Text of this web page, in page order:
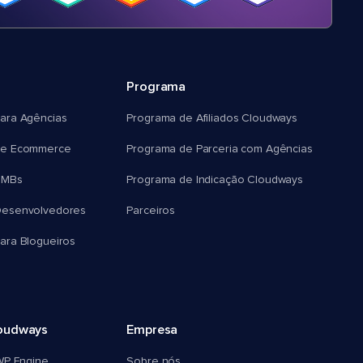
Agências
Ecommerce
Blogueiros
Programa
Programa de Afiliados Cloudways
Programa de Parceria com Agências
Programa de Indicação Cloudways
Parceiros
Empresa